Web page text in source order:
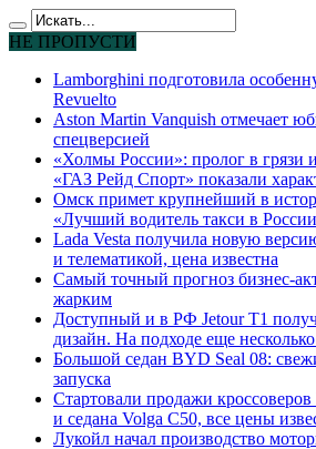
НЕ ПРОПУСТИ
Lamborghini подготовила
Revuelto
Aston Martin Vanquish отмечает
спецверсией
«Холмы России»: пролог в грязи
«ГАЗ Рейд Спорт» показали
Омск примет крупнейший в
«Лучший водитель такси в
Lada Vesta получила новую
и телематикой, цена известна
Самый точный прогноз бизнес-
жарким
Доступный и в РФ Jetour T1
дизайн. На подходе еще
Большой седан BYD Seal 08:
запуска
Стартовали продажи
и седана Volga C50, все цены
Лукойл начал производство